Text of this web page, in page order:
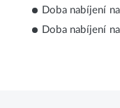
Doba nabíjení
Doba nabíjení